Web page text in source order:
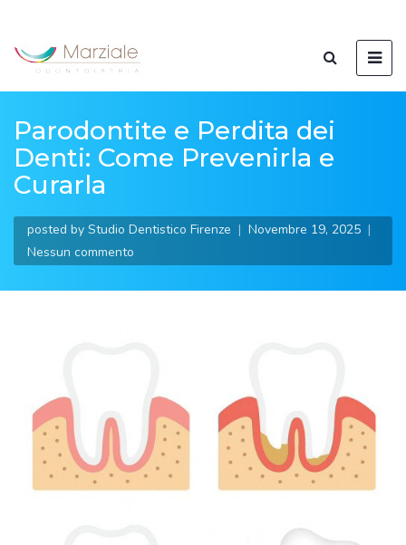
Parodontite e Perdita dei
Denti: Come Prevenirla e
Curarla
posted by Studio Dentistico Firenze
Novembre 19, 2025
Nessun commento